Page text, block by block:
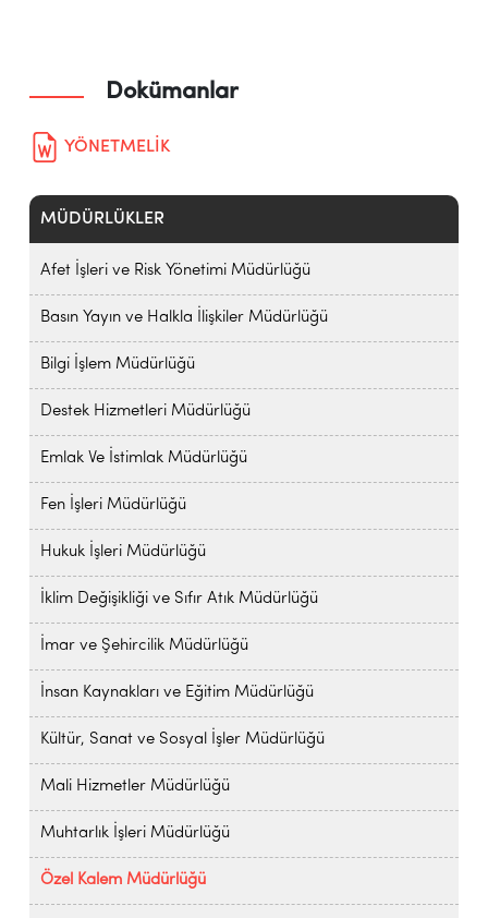
MÜDÜRLÜKLER
Afet İşleri ve Risk Yönetimi Müdürlüğü
Basın Yayın ve Halkla İlişkiler Müdürlüğü
Bilgi İşlem Müdürlüğü
Destek Hizmetleri Müdürlüğü
Emlak Ve İstimlak Müdürlüğü
Fen İşleri Müdürlüğü
Hukuk İşleri Müdürlüğü
İklim Değişikliği ve Sıfır Atık Müdürlüğü
İmar ve Şehircilik Müdürlüğü
İnsan Kaynakları ve Eğitim Müdürlüğü
Kültür, Sanat ve Sosyal İşler Müdürlüğü
Mali Hizmetler Müdürlüğü
Muhtarlık İşleri Müdürlüğü
Özel Kalem Müdürlüğü
Dokümanlar
YÖNETMELİK